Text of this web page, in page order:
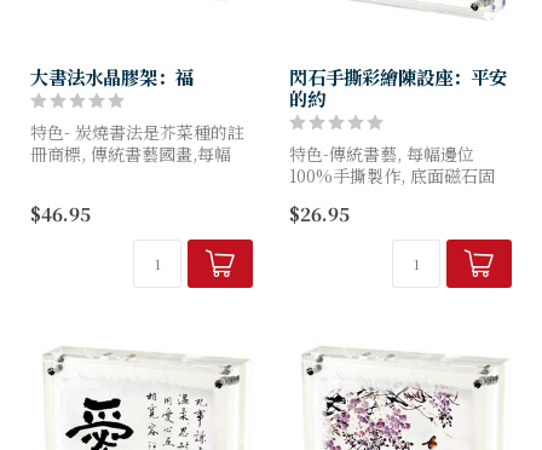
大書法水晶膠架：福
特色- 炭燒書法是芥菜種的註
冊商標, 傳統書藝國畫,每幅
$46.95
閃石手撕彩繪陳設座：平安
的約
特色-傳統書藝, 每幅邊位
100%手撕製作, 底面磁石固
$26.95